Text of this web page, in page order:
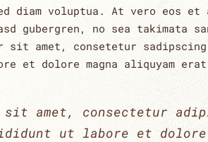
diam voluptua. At vero eos
gubergren, no sea takimata
sit amet, consetetur
et dolore magna aliquyam
sit amet, consectetur
ut labore et dolore